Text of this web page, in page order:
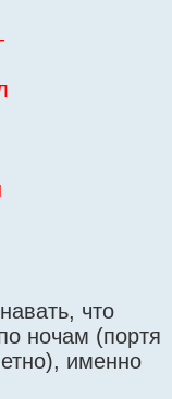
что
ночам (портя
именно